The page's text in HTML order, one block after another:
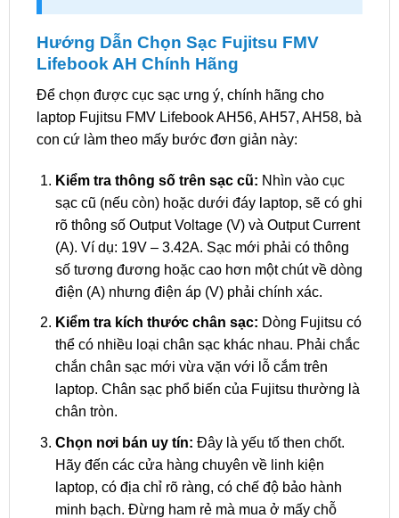
Hướng Dẫn Chọn Sạc Fujitsu FMV
Lifebook AH Chính Hãng
Để chọn được cục sạc ưng ý, chính hãng cho
laptop Fujitsu FMV Lifebook AH56, AH57, AH58, bà
con cứ làm theo mấy bước đơn giản này:
Kiểm tra thông số trên sạc cũ: Nhìn vào cục
sạc cũ (nếu còn) hoặc dưới đáy laptop, sẽ có ghi
rõ thông số Output Voltage (V) và Output Current
(A). Ví dụ: 19V – 3.42A. Sạc mới phải có thông
số tương đương hoặc cao hơn một chút về dòng
điện (A) nhưng điện áp (V) phải chính xác.
Kiểm tra kích thước chân sạc: Dòng Fujitsu có
thể có nhiều loại chân sạc khác nhau. Phải chắc
chắn chân sạc mới vừa vặn với lỗ cắm trên
laptop. Chân sạc phổ biến của Fujitsu thường là
chân tròn.
Chọn nơi bán uy tín: Đây là yếu tố then chốt.
Hãy đến các cửa hàng chuyên về linh kiện
laptop, có địa chỉ rõ ràng, có chế độ bảo hành
minh bạch. Đừng ham rẻ mà mua ở mấy chỗ